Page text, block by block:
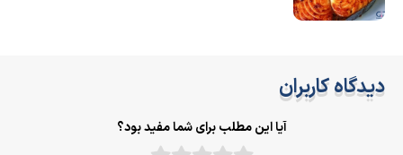
دیدگاه کاربران
آیا این مطلب برای شما مفید بود؟